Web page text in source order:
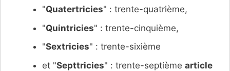
"Quatertricies" : trente-quatrième,
"Quintricies" : trente-cinquième,
"Sextricies" : trente-sixième
et "Septtricies" : trente-septième article